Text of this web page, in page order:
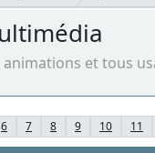
et tous
6 7 8 9 10 11